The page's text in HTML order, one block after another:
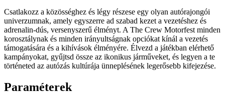
Csatlakozz a közösséghez és légy részese egy olyan autórajongói
univerzumnak, amely egyszerre ad szabad kezet a vezetéshez és
adrenalin-dús, versenyszerű élményt. A The Crew Motorfest minden
korosztálynak és minden irányultságnak opciókat kínál a vezetés
támogatására és a kihívások élményére. Élvezd a játékban elérhető
kampányokat, gyűjtsd össze az ikonikus járműveket, és legyen a te
történeted az autózás kultúrája ünneplésének legerősebb kifejezése.
Paraméterek